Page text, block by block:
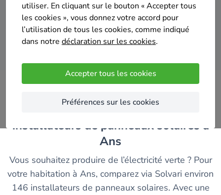
utiliser. En cliquant sur le bouton « Accepter tous
les cookies », vous donnez votre accord pour
l’utilisation de tous les cookies, comme indiqué
dans notre déclaration sur les cookies.
Accepter tous les cookies
Préférences sur les cookies
Comparer des devis
installateurs de panneaux solaires à
Ans
Vous souhaitez produire de l’électricité verte ? Pour
votre habitation à Ans, comparez via Solvari environ
146 installateurs de panneaux solaires. Avec une